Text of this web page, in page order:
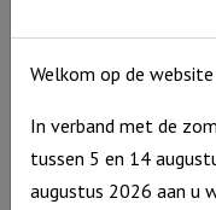
Welkom op de
In verband met de
tussen 5 en 14
augustus 2026 aan u